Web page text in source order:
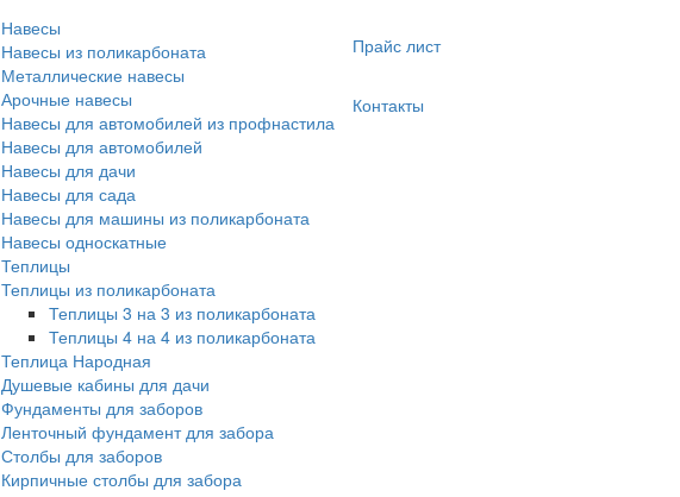
Навесы
Навесы из поликарбоната
Металлические навесы
Арочные навесы
Навесы для автомобилей из профнастила
Навесы для автомобилей
Навесы для дачи
Навесы для сада
Навесы для машины из поликарбоната
Навесы односкатные
Теплицы
Теплицы из поликарбоната
Теплицы 3 на 3 из поликарбоната
Теплицы 4 на 4 из поликарбоната
Теплица Народная
Душевые кабины для дачи
Фундаменты для заборов
Ленточный фундамент для забора
Столбы для заборов
Кирпичные столбы для забора
Прайс лист
Контакты